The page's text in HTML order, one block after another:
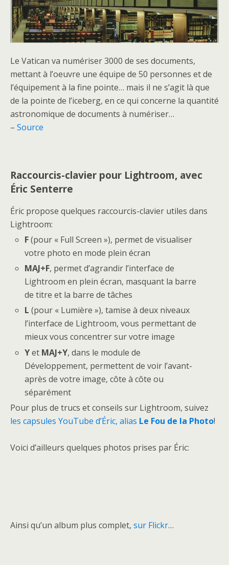
Le Vatican va numériser 3000 de ses documents,
mettant à l’oeuvre une équipe de 50 personnes et de
l’équipement à la fine pointe… mais il ne s’agit là que
de la pointe de l’iceberg, en ce qui concerne la quantité
astronomique de documents à numériser…
– Source
Raccourcis-clavier pour Lightroom, avec
Éric Senterre
Éric propose quelques raccourcis-clavier utiles dans
Lightroom:
F(pour « Full Screen »), permet de visualiser
votre photo en mode plein écran
MAJ+F, permet d’agrandir l’interface de
Lightroom en plein écran, masquant la barre
de titre et la barre de tâches
L (pour « Lumière »), tamise à deux niveaux
l’interface de Lightroom, vous permettant de
mieux vous concentrer sur votre image
Yet MAJ+Y, dans le module de
Développement, permettent de voir l’avant-
après de votre image, côte à côte ou
séparément
Pour plus de trucs et conseils sur Lightroom, suivez
les capsules YouTube d’Éric, alias Le Fou de la Photo!
Voici d’ailleurs quelques photos prises par Éric:
Ainsi qu’un album plus complet, sur Flickr…